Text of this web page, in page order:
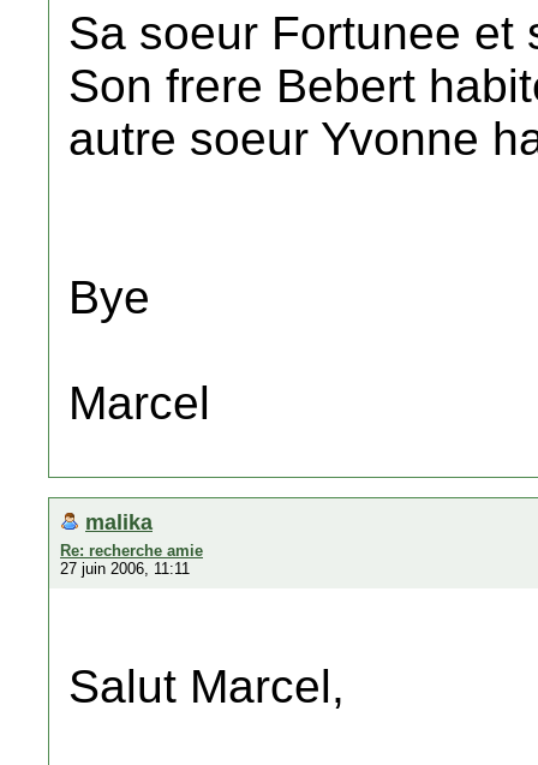
Sa soeur Fortunee et
Son frere Bebert
autre soeur Yvonne
Bye
Marcel
malika
Re: recherche amie
27 juin 2006, 11:11
Salut Marcel,